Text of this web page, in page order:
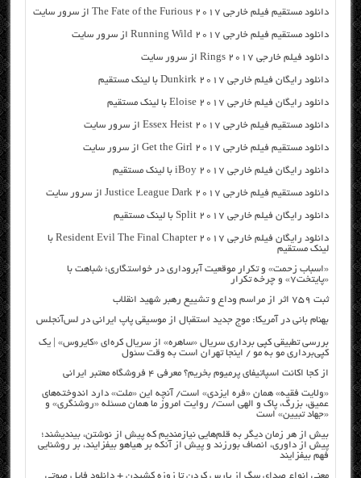
دانلود مستقیم فیلم خارجی The Fate of the Furious 2017 از سرور سایت
دانلود مستقیم فیلم خارجی Running Wild 2017 از سرور سایت
دانلود فیلم خارجی Rings 2017 از سرور سایت
دانلود رایگان فیلم خارجی Dunkirk 2017 با لینک مستقیم
دانلود رایگان فیلم خارجی Eloise 2017 با لینک مستقیم
دانلود مستقیم فیلم خارجی Essex Heist 2017 از سرور سایت
دانلود مستقیم فیلم خارجی Get the Girl 2017 از سرور سایت
دانلود رایگان فیلم خارجی iBoy 2017 با لینک مستقیم
دانلود مستقیم فیلم خارجی Justice League Dark 2017 از سرور سایت
دانلود رایگان فیلم خارجی Split 2017 با لینک مستقیم
دانلود رایگان فیلم خارجی Resident Evil The Final Chapter 2017 با
لینک مستقیم
«اسباب زحمت» و تکرار موقعیت آبروداری در خواستگاری؛ شباهت با
«پایتخت۷» و چرخه تکرار
ثبت ۷۵۹ اثر از مراسم وداع و تشییع رهبر شهید انقلاب
بهنام بانی در آمریکا: موج جدید استقبال از موسیقی پاپ ایرانی در لس‌آنجلس
بررسی تطبیقی کپی برداری سریال «ساهره» از سریال کره‌ای «کایروس» | یک
کپی‌برداری مو به مو / اینجا تهران است به وقت سئول
از کجا اکانت اسپاتیفای پرمیوم بخریم؟ معرفی ۴ فروشگاه معتبر ایرانی
«ولایت فقیه» همان «فره ایزدی» است/ آنچه این «ملت» دارد اندوخته‌های
عمیق، بزرگ، پاک و الهی است/ روایت امروز ما همان مسئله «روشنگری» و
«جهاد تبیین» است
بیش از هر زمان دیگر به قلم‌هایی نیازمندیم که پیش از نوشتن، بیندیشند؛
پیش از داوری، انصاف بورزند و پیش از آنکه بر هیاهو بیفزایند، بر روشنایی
فهم بیفزایند